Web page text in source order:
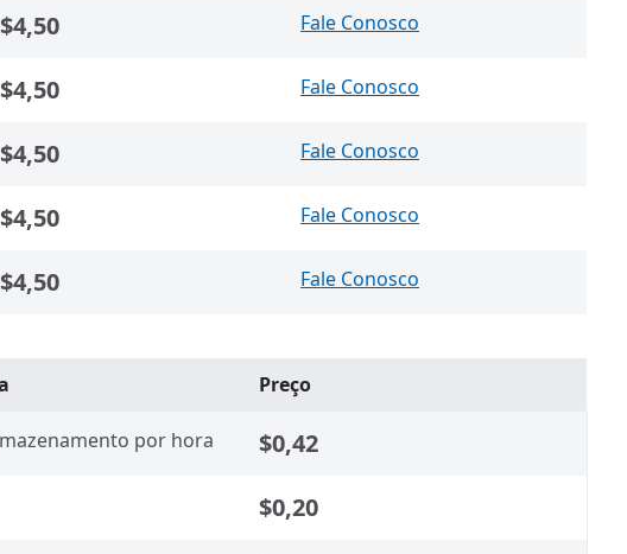
$4,50 Fale Conosco
$4,50 Fale Conosco
$4,50 Fale Conosco
$4,50 Fale Conosco
$4,50 Fale Conosco
Preço
por hora $0,42
$0,20